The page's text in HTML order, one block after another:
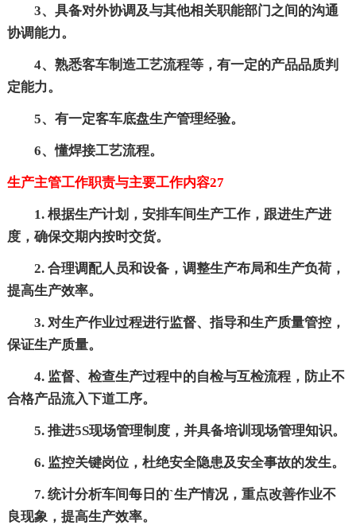
3、具备对外协调及与其他相关职能部门之间的沟通
协调能力。
4、熟悉客车制造工艺流程等，有一定的产品品质判
定能力。
5、有一定客车底盘生产管理经验。
6、懂焊接工艺流程。
生产主管工作职责与主要工作内容27
1. 根据生产计划，安排车间生产工作，跟进生产进
度，确保交期内按时交货。
2. 合理调配人员和设备，调整生产布局和生产负荷，
提高生产效率。
3. 对生产作业过程进行监督、指导和生产质量管控，
保证生产质量。
4. 监督、检查生产过程中的自检与互检流程，防止不
合格产品流入下道工序。
5. 推进5S现场管理制度，并具备培训现场管理知识。
6. 监控关键岗位，杜绝安全隐患及安全事故的发生。
7. 统计分析车间每日的`生产情况，重点改善作业不
良现象，提高生产效率。